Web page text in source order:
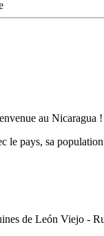
le pays, sa